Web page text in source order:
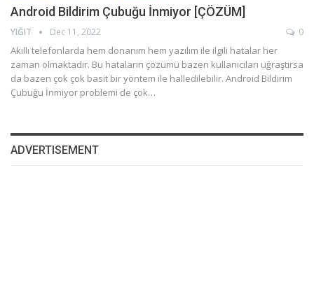
Android Bildirim Çubuğu İnmiyor [ÇÖZÜM]
YIĞIT Dec 11, 2022 0
Akıllı telefonlarda hem donanım hem yazılım ile ilgili hatalar her
zaman olmaktadır. Bu hataların çözümü bazen kullanıcıları uğraştırsa
da bazen çok çok basit bir yöntem ile halledilebilir. Android Bildirim
Çubuğu İnmiyor problemi de çok…
ADVERTISEMENT